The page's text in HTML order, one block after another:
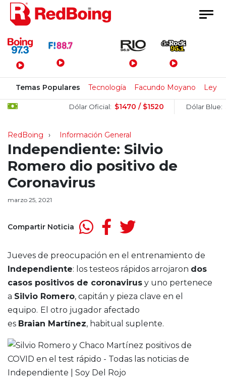
Menú Principal
Temas Populares Tecnología Facundo Moyano Ley
Dólar Oficial: $1470 / $1520 Dólar Blue:
RedBoing Información General
Independiente: Silvio
Romero dio positivo de
Coronavirus
marzo 25, 2021
Compartir Noticia
Jueves de preocupación en el entrenamiento de
Independiente: los testeos rápidos arrojaron dos
casos positivos de coronavirus y uno pertenece
a Silvio Romero, capitán y pieza clave en el
equipo. El otro jugador afectado
es Braian Martínez, habitual suplente.